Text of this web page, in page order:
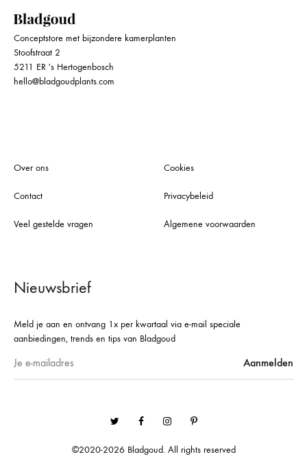
Conceptstore met bijzondere kamerplanten
Stoofstraat 2
5211 ER 's Hertogenbosch
hello@bladgoudplants.com
Over ons
Contact
Veel gestelde vragen
Cookies
Privacybeleid
Algemene voorwaarden
Nieuwsbrief
Meld je aan en ontvang 1x per kwartaal via e-mail speciale
aanbiedingen, trends en tips van Bladgoud
©2020-2026 Bladgoud. All rights reserved
TwitterFacebookInstagramPinterest